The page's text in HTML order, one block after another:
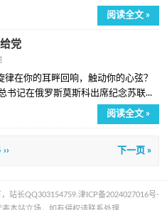
阅读全文 »
党
律在你的耳畔回响，触动你的心弦？
书记在俄罗斯莫斯科出席纪念苏联...
阅读全文 »
下一页 »
››
站长QQ303154759. 津ICP备2024027016号-